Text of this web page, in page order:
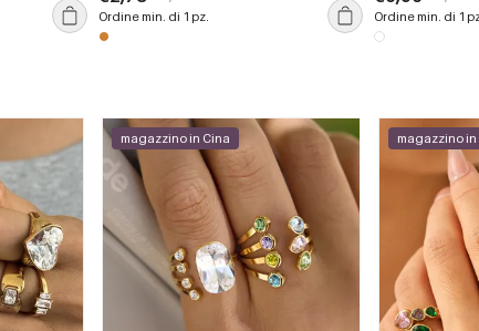
dalla forma irregolare
Ordine min. di 1 pz. Ordine min. di 1
magazzino in Cina magazzino in